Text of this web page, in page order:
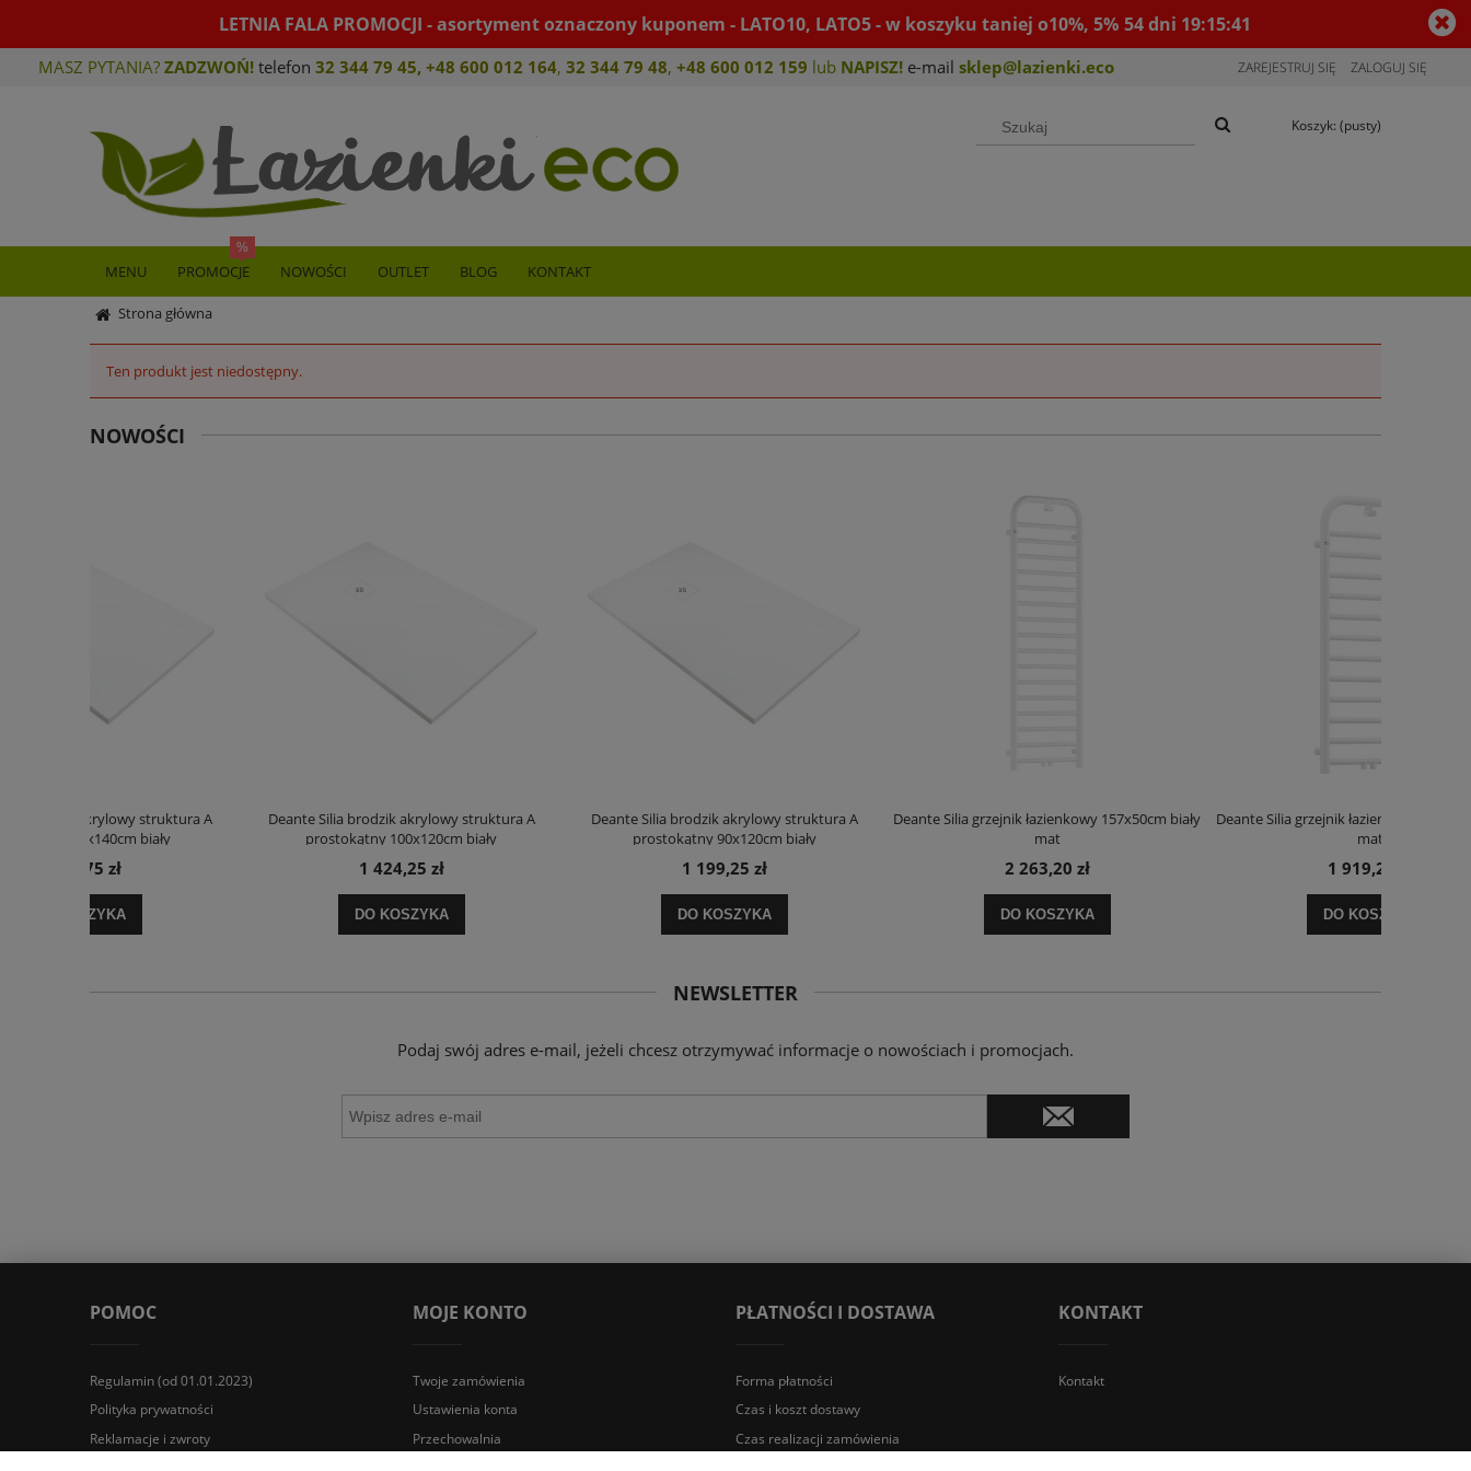
LETNIA FALA PROMOCJI - asortyment oznaczony kuponem - LATO10, LATO5 - w koszyku taniej o10%, 5% 54dni 19:15:41
MASZ PYTANIA? ZADZWOŃ! telefon 32 344 79 45, +48 600 012 164, 32 344 79 48, +48 600 012 159 lub NAPISZ! e-mail sklep@lazienki.eco ZAREJESTRUJ SIĘ ZALOGUJ SIĘ
Koszyk: (pusty)
MENU PROMOCJE NOWOŚCI OUTLET BLOG KONTAKT
Strona główna
Ten produkt jest niedostępny.
NOWOŚCI
Deante Silia brodzik akrylowy struktura A
prostokątny 100x120cm biały
Deante Silia brodzik akrylowy struktura A
prostokątny 90x120cm biały
Deante Silia grzejnik łazienkowy 157x50cm biały
Deante Silia grzejnik łazienkowy 121x50cm biały
NEWSLETTER
Podaj swój adres e-mail, jeżeli chcesz otrzymywać informacje o nowościach i promocjach.
POMOC
Regulamin (od 01.01.2023)
Polityka prywatności
Reklamacje i zwroty
MOJE KONTO
Twoje zamówienia
Ustawienia konta
Przechowalnia
PŁATNOŚCI I DOSTAWA
Forma płatności
Czas i koszt dostawy
Czas realizacji zamówienia
KONTAKT
Kontakt